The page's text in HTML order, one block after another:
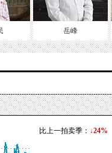
岳峰
比上一拍卖季： ↓24%